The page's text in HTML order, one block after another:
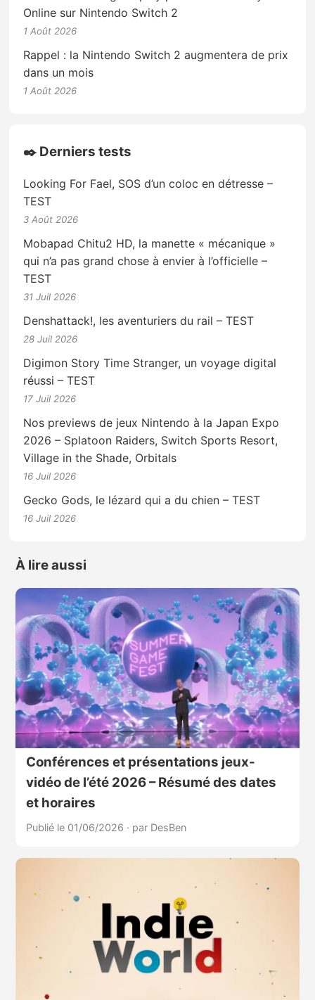
Online sur Nintendo Switch 2
1 Août 2026
Rappel : la Nintendo Switch 2 augmentera de prix
dans un mois
1 Août 2026
✒️ Derniers tests
Looking For Fael, SOS d’un coloc en détresse –
TEST
3 Août 2026
Mobapad Chitu2 HD, la manette « mécanique »
qui n’a pas grand chose à envier à l’officielle –
TEST
31 Juil 2026
Denshattack!, les aventuriers du rail – TEST
28 Juil 2026
Digimon Story Time Stranger, un voyage digital
réussi – TEST
17 Juil 2026
Nos previews de jeux Nintendo à la Japan Expo
2026 – Splatoon Raiders, Switch Sports Resort,
Village in the Shade, Orbitals
16 Juil 2026
Gecko Gods, le lézard qui a du chien – TEST
16 Juil 2026
À lire aussi
Conférences et présentations jeux-
vidéo de l’été 2026 – Résumé des dates
et horaires
Publié le 01/06/2026 · par DesBen